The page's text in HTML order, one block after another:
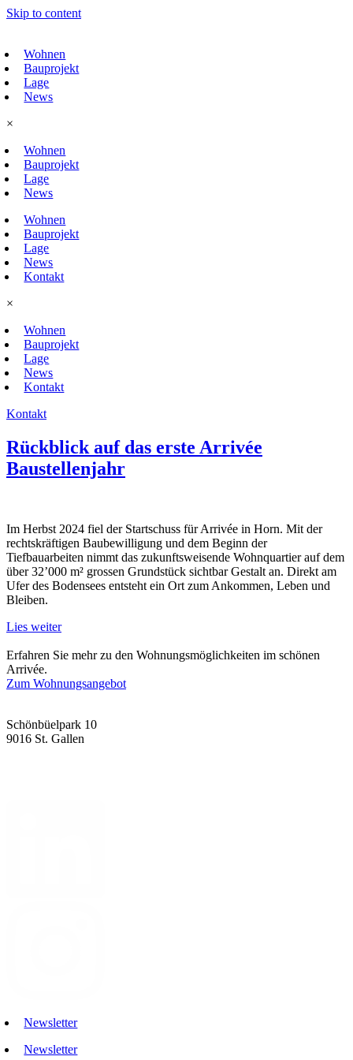
Skip to content
Wohnen
Bauprojekt
Lage
News
×
Wohnen
Bauprojekt
Lage
News
Wohnen
Bauprojekt
Lage
News
Kontakt
×
Wohnen
Bauprojekt
Lage
News
Kontakt
Kontakt
Rückblick auf das erste Arrivée
Baustellenjahr
Im Herbst 2024 fiel der Startschuss für Arrivée in Horn. Mit der
rechtskräftigen Baubewilligung und dem Beginn der
Tiefbauarbeiten nimmt das zukunftsweisende Wohnquartier auf dem
über 32’000 m² grossen Grundstück sichtbar Gestalt an. Direkt am
Ufer des Bodensees entsteht ein Ort zum Ankommen, Leben und
Bleiben.
Lies weiter
Erfahren Sie mehr zu den Wohnungs­möglichkeiten im schönen
Arrivée.
Zum Wohnungsangebot
Schönbüelpark 10
9016 St. Gallen
Newsletter
Newsletter